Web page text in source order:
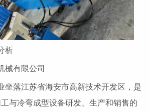
析
有限公司
落江苏省海安市高新技术开发区，是
与冷弯成型设备研发、生产和销售的